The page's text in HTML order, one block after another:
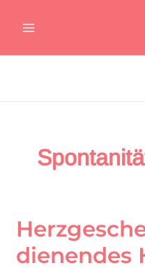
Inhalt
dienendes